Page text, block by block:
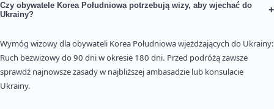
Czy obywatele Korea Południowa potrzebują wizy, aby wjechać do
Ukrainy?
+
Wymóg wizowy dla obywateli Korea Południowa wjeżdżających do Ukrainy:
Ruch bezwizowy do 90 dni w okresie 180 dni. Przed podróżą zawsze
sprawdź najnowsze zasady w najbliższej ambasadzie lub konsulacie
Ukrainy.